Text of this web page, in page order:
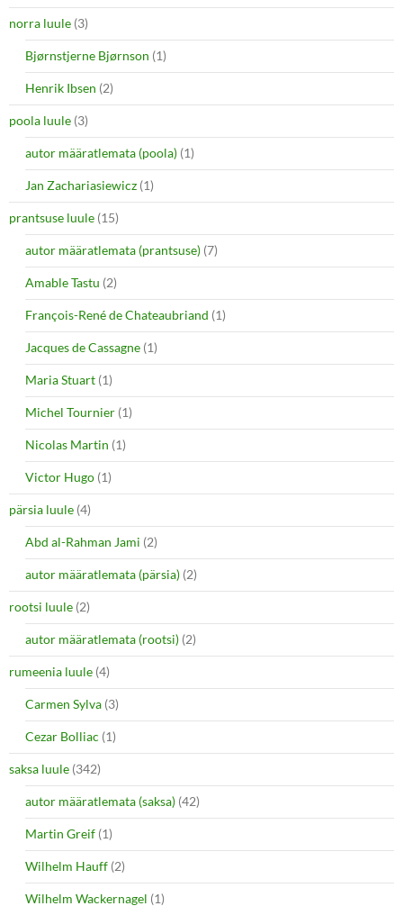
norra luule (3)
Bjørnstjerne Bjørnson (1)
Henrik Ibsen (2)
poola luule (3)
autor määratlemata (poola) (1)
Jan Zachariasiewicz (1)
prantsuse luule (15)
autor määratlemata (prantsuse) (7)
Amable Tastu (2)
François-René de Chateaubriand (1)
Jacques de Cassagne (1)
Maria Stuart (1)
Michel Tournier (1)
Nicolas Martin (1)
Victor Hugo (1)
pärsia luule (4)
Abd al-Rahman Jami (2)
autor määratlemata (pärsia) (2)
rootsi luule (2)
autor määratlemata (rootsi) (2)
rumeenia luule (4)
Carmen Sylva (3)
Cezar Bolliac (1)
saksa luule (342)
autor määratlemata (saksa) (42)
Martin Greif (1)
Wilhelm Hauff (2)
Wilhelm Wackernagel (1)